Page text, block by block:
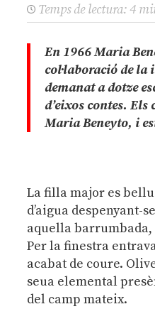
Temps de lectura: 4
En 1966 Maria
col·laboració de
demanat a dotze
d’eixos contes.
Maria Beneyto, i
La filla major es
d’aigua despenyant-
aquella barrumbada,
Per la finestra
acabat de coure.
seua elemental
del camp mateix.